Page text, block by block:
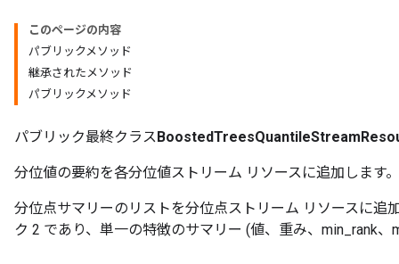
このページの内容
パブリックメソッド
継承されたメソッド
パブリックメソッド
パブリック最終クラス
分位値の要約を各分位値ストリーム リソースに追加します。
分位点サマリーのリストを分位点ストリーム リソースに追
ク 2 であり、単一の特徴のサマリー (値、重み、min_rank、